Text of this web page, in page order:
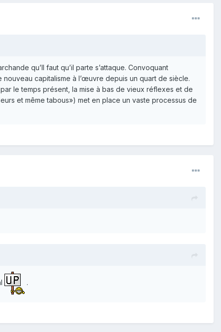
qu’Il faut qu’il parte s’attaque. Convoquant
capitalisme à l’œuvre depuis un quart de siècle.
le temps présent, la mise à bas de vieux réflexes et de
et même tabous») met en place un vaste processus de
.